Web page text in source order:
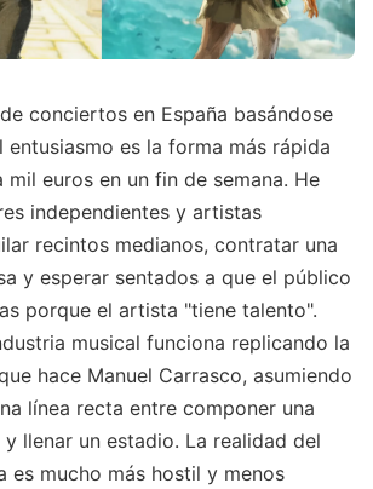
conciertos en España basándose
entusiasmo es la forma más rápida
euros en un fin de semana. He
independientes y artistas
recintos medianos, contratar una
y esperar sentados a que el público
porque el artista "tiene talento".
musical funciona replicando la
hace Manuel Carrasco, asumiendo
línea recta entre componer una
llenar un estadio. La realidad del
es mucho más hostil y menos